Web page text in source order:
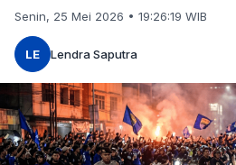
Senin, 25 Mei 2026 • 19:26:19 WIB
LE Lendra Saputra